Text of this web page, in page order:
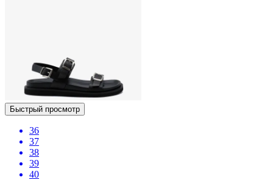
Быстрый просмотр
36
37
38
39
40